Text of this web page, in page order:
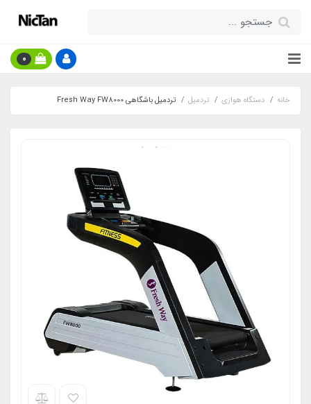
0
خانه دستگاه هوازی تردمیل تردمیل باشگاهی Fresh Way FW8000